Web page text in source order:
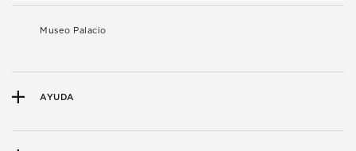
Museo Palacio
AYUDA